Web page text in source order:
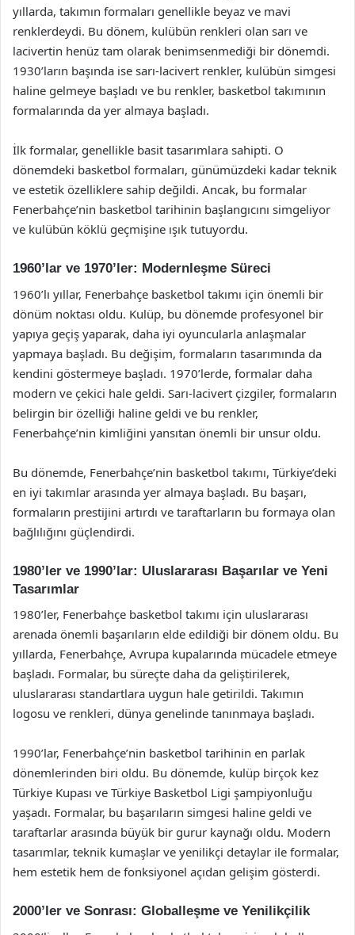
yıllarda, takımın formaları genellikle beyaz ve mavi
renklerdeydi. Bu dönem, kulübün renkleri olan sarı ve
lacivertin henüz tam olarak benimsenmediği bir dönemdi.
1930’ların başında ise sarı-lacivert renkler, kulübün simgesi
haline gelmeye başladı ve bu renkler, basketbol takımının
formalarında da yer almaya başladı.
İlk formalar, genellikle basit tasarımlara sahipti. O
dönemdeki basketbol formaları, günümüzdeki kadar teknik
ve estetik özelliklere sahip değildi. Ancak, bu formalar
Fenerbahçe’nin basketbol tarihinin başlangıcını simgeliyor
ve kulübün köklü geçmişine ışık tutuyordu.
1960’lar ve 1970’ler: Modernleşme Süreci
1960’lı yıllar, Fenerbahçe basketbol takımı için önemli bir
dönüm noktası oldu. Kulüp, bu dönemde profesyonel bir
yapıya geçiş yaparak, daha iyi oyuncularla anlaşmalar
yapmaya başladı. Bu değişim, formaların tasarımında da
kendini göstermeye başladı. 1970’lerde, formalar daha
modern ve çekici hale geldi. Sarı-lacivert çizgiler, formaların
belirgin bir özelliği haline geldi ve bu renkler,
Fenerbahçe’nin kimliğini yansıtan önemli bir unsur oldu.
Bu dönemde, Fenerbahçe’nin basketbol takımı, Türkiye’deki
en iyi takımlar arasında yer almaya başladı. Bu başarı,
formaların prestijini artırdı ve taraftarların bu formaya olan
bağlılığını güçlendirdi.
1980’ler ve 1990’lar: Uluslararası Başarılar ve Yeni
Tasarımlar
1980’ler, Fenerbahçe basketbol takımı için uluslararası
arenada önemli başarıların elde edildiği bir dönem oldu. Bu
yıllarda, Fenerbahçe, Avrupa kupalarında mücadele etmeye
başladı. Formalar, bu süreçte daha da geliştirilerek,
uluslararası standartlara uygun hale getirildi. Takımın
logosu ve renkleri, dünya genelinde tanınmaya başladı.
1990’lar, Fenerbahçe’nin basketbol tarihinin en parlak
dönemlerinden biri oldu. Bu dönemde, kulüp birçok kez
Türkiye Kupası ve Türkiye Basketbol Ligi şampiyonluğu
yaşadı. Formalar, bu başarıların simgesi haline geldi ve
taraftarlar arasında büyük bir gurur kaynağı oldu. Modern
tasarımlar, teknik kumaşlar ve yenilikçi detaylar ile formalar,
hem estetik hem de fonksiyonel açıdan gelişim gösterdi.
2000’ler ve Sonrası: Globalleşme ve Yenilikçilik